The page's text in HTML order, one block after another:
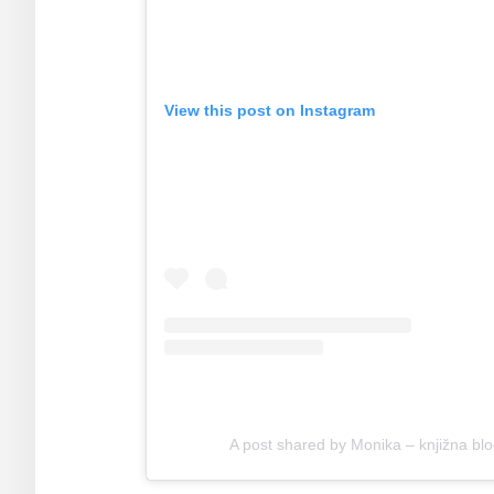
View this post on Instagram
A post shared by Monika – knjižna